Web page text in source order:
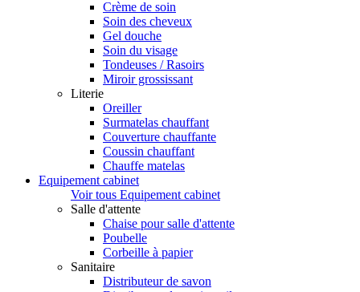
Crème de soin
Soin des cheveux
Gel douche
Soin du visage
Tondeuses / Rasoirs
Miroir grossissant
Literie
Oreiller
Surmatelas chauffant
Couverture chauffante
Coussin chauffant
Chauffe matelas
Equipement cabinet
Voir tous Equipement cabinet
Salle d'attente
Chaise pour salle d'attente
Poubelle
Corbeille à papier
Sanitaire
Distributeur de savon